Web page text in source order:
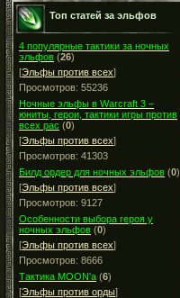
Топ статей за эльфов
4 популярные тактики за ночных
эльфов (26)
[Эльфы против всех]
Просмотров: 55236
Ночные эльфы в Warcraft 3 –
юниты, герои, тактики игры против
всех рас (0)
[Эльфы против всех]
Просмотров: 41303
Билд ордер для ночных эльфов (0)
[Эльфы против всех]
Просмотров: 9127
Особенности выбора героя у
ночных эльфов (0)
[Эльфы против всех]
Просмотров: 8666
Тактика MOON'а (6)
[Эльфы против орды]